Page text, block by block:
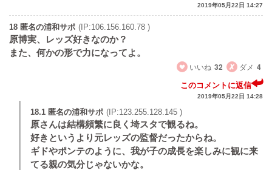
2019年05月22日 14:27
18 匿名の浦和サポ (IP:106.156.160.78 )
原博実、レッズ好きなのか？
また、何かの形で力になってよ。
いいね 32 ダメ 4
このコメントに返信
2019年05月22日 14:28
18.1 匿名の浦和サポ (IP:123.255.128.145 )
原さんは結構頻繁に良く埼スタで観るね。
好きというより元レッズの監督だったからね。
ギドやポンテのように、我が子の成長を楽しみに観に来
てる親の気分じゃないかな。